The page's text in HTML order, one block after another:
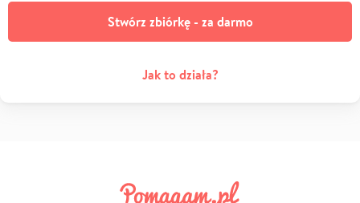
Stwórz zbiórkę - za darmo
Jak to działa?